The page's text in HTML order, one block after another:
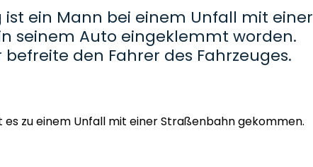
ein Mann bei einem Unfall mit einer
seinem Auto eingeklemmt worden.
befreite den Fahrer des Fahrzeuges.